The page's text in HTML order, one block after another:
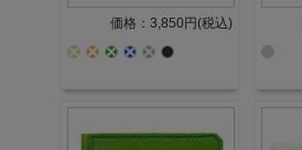
価格：3,850円(税込)